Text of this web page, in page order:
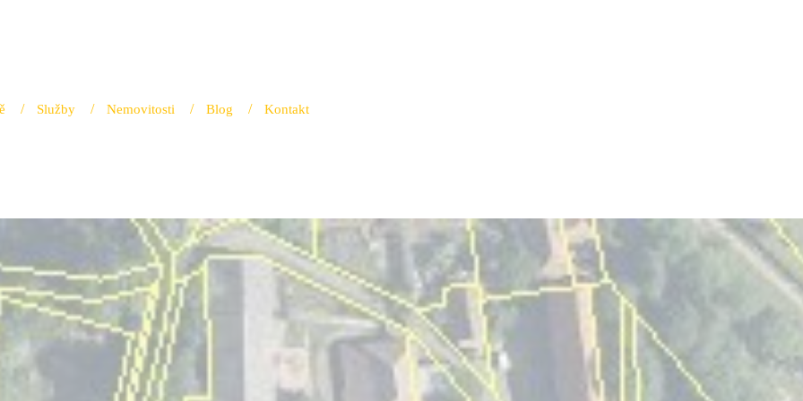
Služby Nemovitosti Blog Kontakt